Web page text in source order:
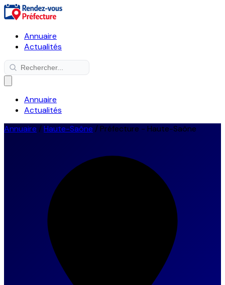
Annuaire
Actualités
Annuaire
Actualités
Annuaire /Haute-Saône / Préfecture - Haute-Saône